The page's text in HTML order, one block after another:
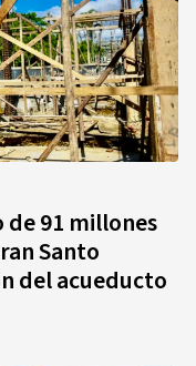
91 millones
Santo
del acueducto